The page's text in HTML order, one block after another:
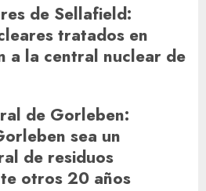
de Sellafield:
tratados en
a la central nuclear de
de Gorleben:
sea un
de residuos
otros 20 años